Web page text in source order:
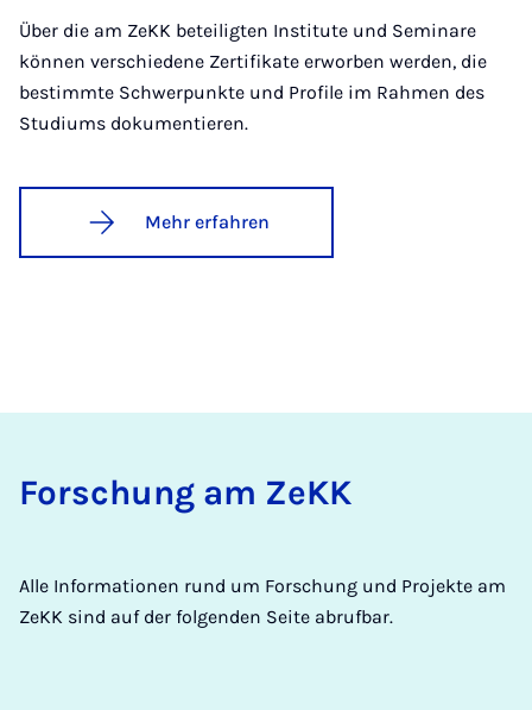
Über die am ZeKK beteiligten Institute und Seminare
können verschiedene Zertifikate erworben werden, die
bestimmte Schwerpunkte und Profile im Rahmen des
Studiums dokumentieren.
Mehr erfahren
For­schung am ZeKK
Alle Informationen rund um Forschung und Projekte am
ZeKK sind auf der folgenden Seite abrufbar.